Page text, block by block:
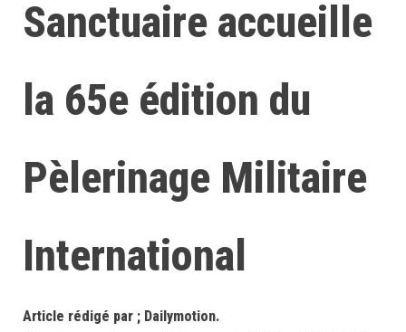
Sanctuaire accueille
la 65e édition du
Pèlerinage Militaire
International
Article rédigé par ; Dailymotion.